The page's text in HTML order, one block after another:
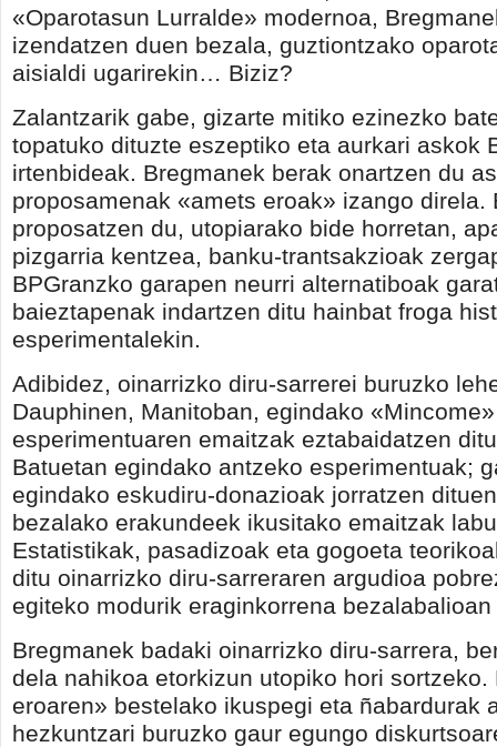
«Oparotasun Lurralde» modernoa,
izendatzen duen bezala, guztiontzako
aisialdi ugarirekin… Biziz?
Zalantzarik gabe, gizarte mitiko ezinezko
topatuko dituzte eszeptiko eta aurkari askok
irtenbideak. Bregmanek berak onartzen du
proposamenak «amets eroak» izango direla.
proposatzen du, utopiarako bide horretan,
pizgarria kentzea, banku-trantsakzioak
BPGranzko garapen neurri alternatiboak
baieztapenak indartzen ditu hainbat froga
esperimentalekin.
Adibidez, oinarrizko diru-sarrerei buruzko
Dauphinen, Manitoban, egindako «Mincome»
esperimentuaren emaitzak eztabaidatzen
Batuetan egindako antzeko esperimentuak;
egindako eskudiru-donazioak jorratzen
bezalako erakundeek ikusitako emaitzak
Estatistikak, pasadizoak eta gogoeta
ditu oinarrizko diru-sarreraren argudioa
egiteko modurik eraginkorrena
Bregmanek badaki oinarrizko diru-sarrera,
dela nahikoa etorkizun utopiko hori sortzeko.
eroaren» bestelako ikuspegi eta ñabardurak
hezkuntzari buruzko gaur egungo